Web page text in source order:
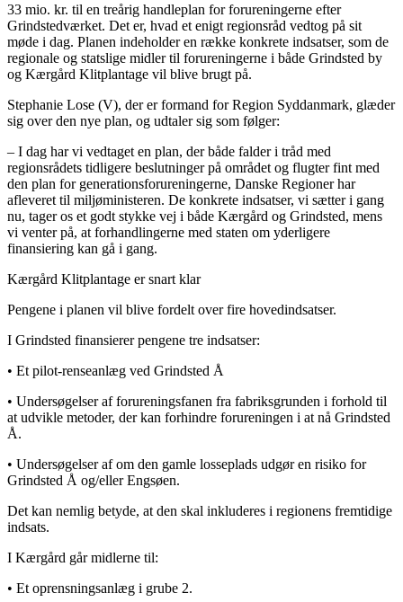
33 mio. kr. til en treårig handleplan for forureningerne efter
Grindstedværket. Det er, hvad et enigt regionsråd vedtog på sit
møde i dag. Planen indeholder en række konkrete indsatser, som de
regionale og statslige midler til forureningerne i både Grindsted by
og Kærgård Klitplantage vil blive brugt på.
Stephanie Lose (V), der er formand for Region Syddanmark, glæder
sig over den nye plan, og udtaler sig som følger:
– I dag har vi vedtaget en plan, der både falder i tråd med
regionsrådets tidligere beslutninger på området og flugter fint med
den plan for generationsforureningerne, Danske Regioner har
afleveret til miljøministeren. De konkrete indsatser, vi sætter i gang
nu, tager os et godt stykke vej i både Kærgård og Grindsted, mens
vi venter på, at forhandlingerne med staten om yderligere
finansiering kan gå i gang.
Kærgård Klitplantage er snart klar
Pengene i planen vil blive fordelt over fire hovedindsatser.
I Grindsted finansierer pengene tre indsatser:
• Et pilot-renseanlæg ved Grindsted Å
• Undersøgelser af forureningsfanen fra fabriksgrunden i forhold til
at udvikle metoder, der kan forhindre forureningen i at nå Grindsted
Å.
• Undersøgelser af om den gamle losseplads udgør en risiko for
Grindsted Å og/eller Engsøen.
Det kan nemlig betyde, at den skal inkluderes i regionens fremtidige
indsats.
I Kærgård går midlerne til:
• Et oprensningsanlæg i grube 2.